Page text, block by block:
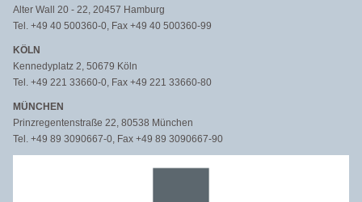
Alter Wall 20 - 22, 20457 Hamburg
Tel. +49 40 500360-0, Fax +49 40 500360-99
KÖLN
Kennedyplatz 2, 50679 Köln
Tel. +49 221 33660-0, Fax +49 221 33660-80
MÜNCHEN
Prinzregentenstraße 22, 80538 München
Tel. +49 89 3090667-0, Fax +49 89 3090667-90